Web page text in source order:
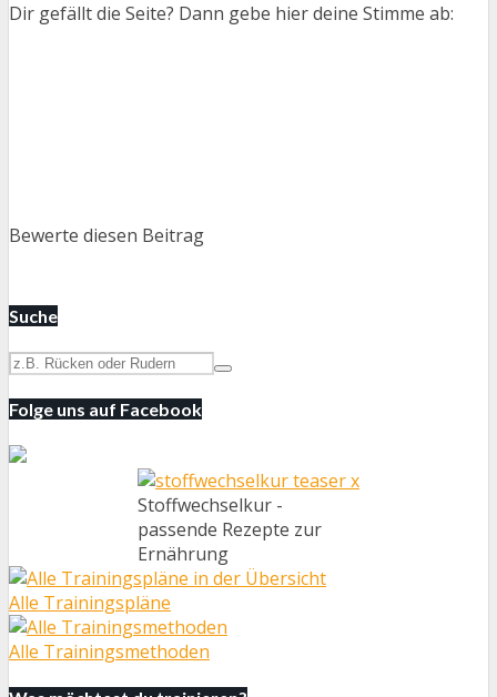
Dir gefällt die Seite? Dann gebe hier deine Stimme ab:
Bewerte diesen Beitrag
Suche
Folge uns auf Facebook
Stoffwechselkur -
passende Rezepte zur
Ernährung
Alle Trainingspläne
Alle Trainingsmethoden